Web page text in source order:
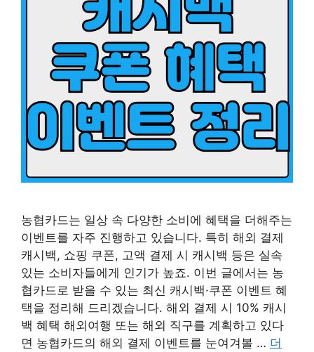
농협카드는 일상 속 다양한 소비에 혜택을 더해주는
이벤트를 자주 진행하고 있습니다. 특히 해외 결제
캐시백, 쇼핑 쿠폰, 고액 결제 시 캐시백 등은 실속
있는 소비자들에게 인기가 높죠. 이번 글에서는 농
협카드로 받을 수 있는 최신 캐시백·쿠폰 이벤트 혜
택을 정리해 드리겠습니다. 해외 결제 시 10% 캐시
백 혜택 해외여행 또는 해외 직구를 계획하고 있다
면 농협카드의 해외 결제 이벤트를 눈여겨볼 … 더